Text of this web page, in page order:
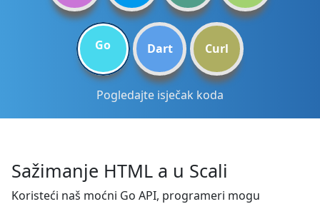
Go Dart Curl
Pogledajte isječak koda
Sažimanje HTML a u Scali
Koristeći naš moćni Go API, programeri mogu